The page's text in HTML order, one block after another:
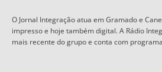
O Jornal Integração atua em Gramado e
impresso e hoje também digital. A Rádio
mais recente do grupo e conta com